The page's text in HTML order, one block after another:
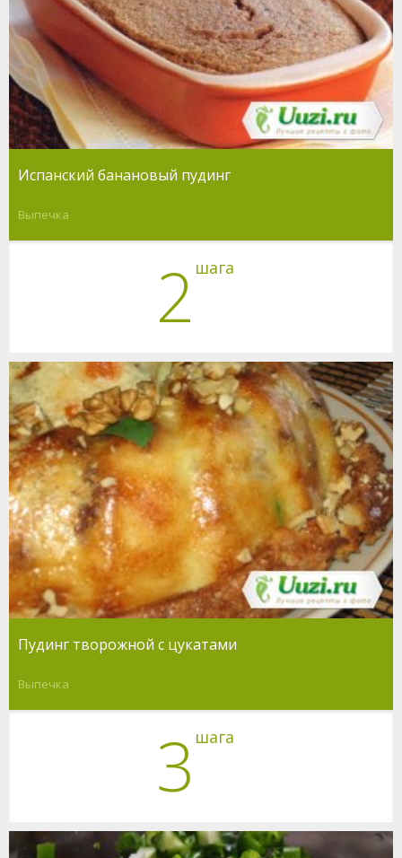
Испанский банановый пудинг
Выпечка
2 шага
Пудинг творожной с цукатами
Выпечка
3 шага